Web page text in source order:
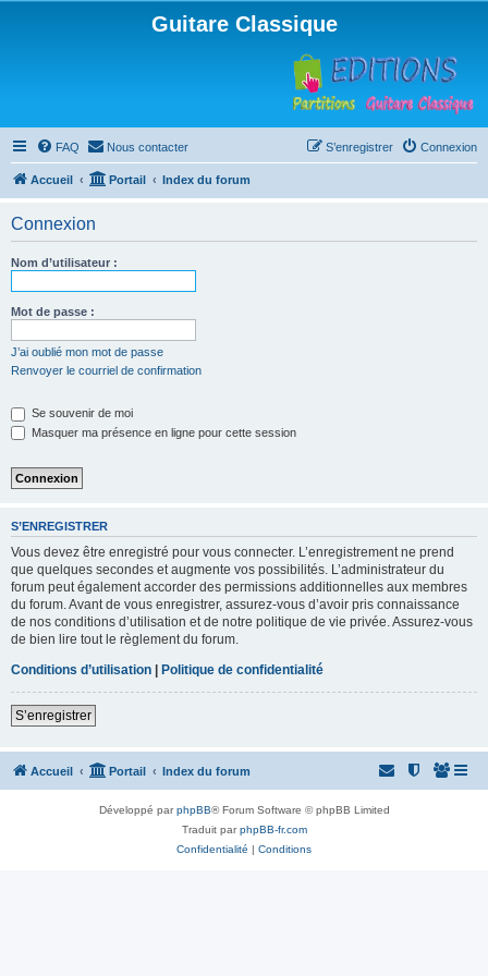
Guitare Classique
FAQ Nous contacter Connexion
S’enregistrer
Accueil Portail Index du forum
Connexion
Nom d’utilisateur :
Mot de passe :
J’ai oublié mon mot de passe
Renvoyer le courriel de confirmation
Se souvenir de moi
Masquer ma présence en ligne pour cette session
S’ENREGISTRER
Vous devez être enregistré pour vous connecter. L’enregistrement ne prend
que quelques secondes et augmente vos possibilités. L’administrateur du
forum peut également accorder des permissions additionnelles aux membres
du forum. Avant de vous enregistrer, assurez-vous d’avoir pris connaissance
de nos conditions d’utilisation et de notre politique de vie privée. Assurez-vous
de bien lire tout le règlement du forum.
Conditions d’utilisation | Politique de confidentialité
S’enregistrer
Accueil Portail Index du forum
Développé parphpBB® Forum Software © phpBB Limited
Traduit parphpBB-fr.com
Confidentialité | Conditions